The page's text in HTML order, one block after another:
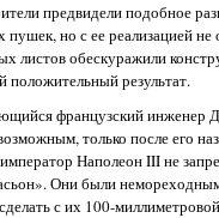
предвидели подобное
пушек, но с ее реализацией
листов обескуражили
результат.
французский инженер
только после его
Наполеон III не
Они были
с их 100-